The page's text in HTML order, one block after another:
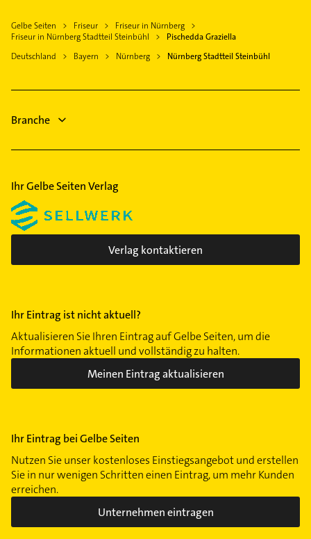
Gebersdorf
Gibitzenhof
Gleißhammer
Gostenhof
Großreuth h d Veste
Kleinreuth b Schweinau
Langwasser
Laufamholz
Loher Moos
Maxfeld
Neuröthenbach
Nordostbahnhof
Röthenbach b Schweinau
Rosenau
Schweinau
Sebald
St Johannis
Schwabach
Feucht
Heroldsberg
Kammerjäger
Ärztehaus
Allgemeinarzt
Arzt
Hausarzt
Bestatter
Bauunternehmen
Immobilien
Gelbe Seiten Friseur
Friseur in Nürnberg
Friseur in Nürnberg Stadtteil Steinbühl
Pischedda Graziella
Deutschland
Bayern Nürnberg Nürnberg Stadtteil Steinbühl
Branche
Ihr Gelbe Seiten Verlag
Verlag kontaktieren
Ihr Eintrag ist nicht aktuell?
Aktualisieren Sie Ihren Eintrag auf Gelbe Seiten, um die
Informationen aktuell und vollständig zu halten.
Meinen Eintrag aktualisieren
Ihr Eintrag bei Gelbe Seiten
Nutzen Sie unser kostenloses Einstiegsangebot und erstellen
Sie in nur wenigen Schritten einen Eintrag, um mehr Kunden
erreichen.
Unternehmen eintragen